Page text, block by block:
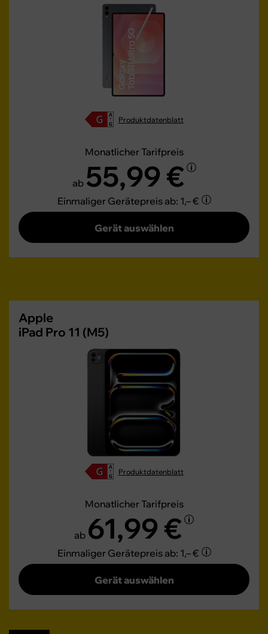
Produktdatenblatt
Monatlicher Tarifpreis
ab 55,99 €
Einmaliger Gerätepreisab: 1,– €
Gerät auswählen
Apple
iPad Pro 11 (M5)
Produktdatenblatt
Monatlicher Tarifpreis
ab 61,99 €
Einmaliger Gerätepreisab: 1,– €
Gerät auswählen